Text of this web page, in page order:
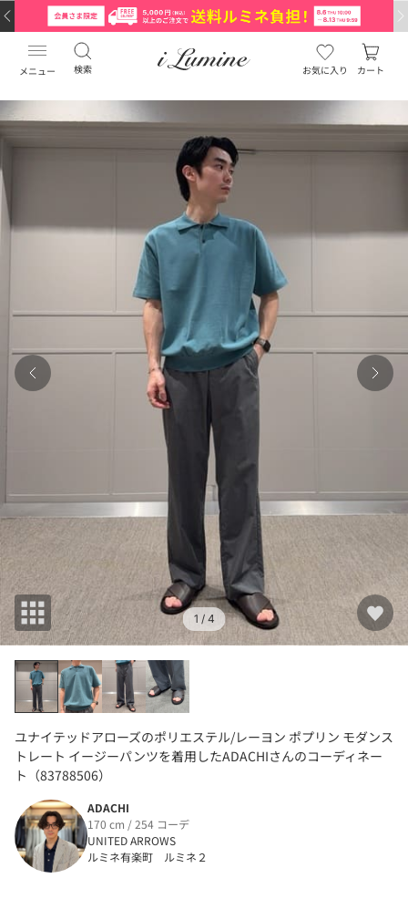
メニュー 検索 お気に入り カート
1 / 4
ユナイテッドアローズのポリエステル/レーヨン ポプリン モダンス
トレート イージーパンツを着用したADACHIさんのコーディネー
ト（83788506）
ADACHI
170 cm / 254 コーデ
UNITED ARROWS
ルミネ有楽町 ルミネ２